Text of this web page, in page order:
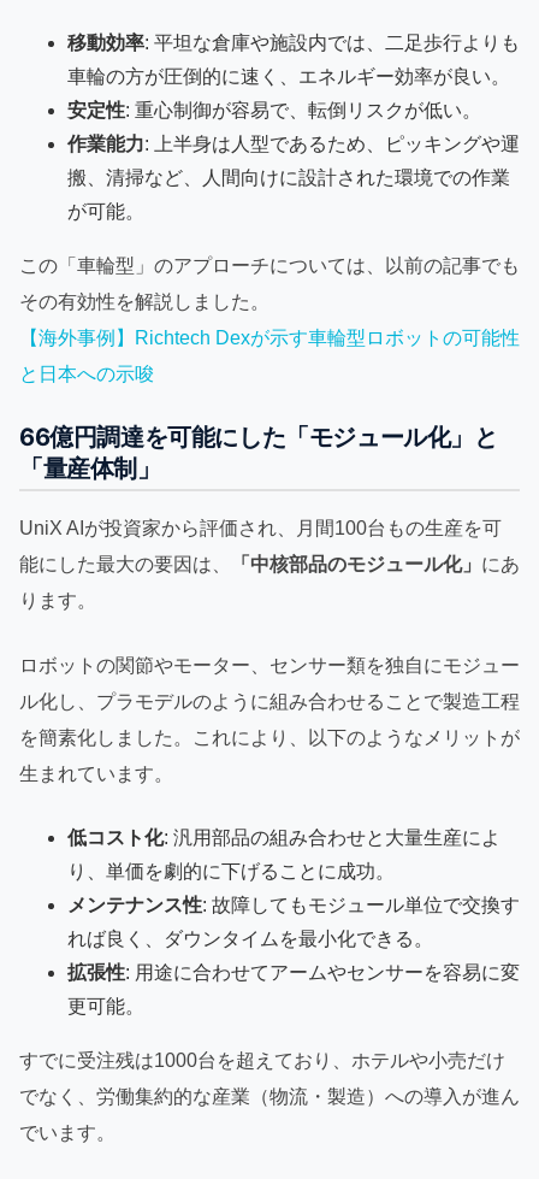
移動効率: 平坦な倉庫や施設内では、二足歩行よりも
車輪の方が圧倒的に速く、エネルギー効率が良い。
安定性: 重心制御が容易で、転倒リスクが低い。
作業能力: 上半身は人型であるため、ピッキングや運
搬、清掃など、人間向けに設計された環境での作業
が可能。
この「車輪型」のアプローチについては、以前の記事でも
その有効性を解説しました。
【海外事例】Richtech Dexが示す車輪型ロボットの可能性
と日本への示唆
66億円調達を可能にした「モジュール化」と
「量産体制」
UniX AIが投資家から評価され、月間100台もの生産を可
能にした最大の要因は、
「中核部品のモジュール化」 にあ
ります。
ロボットの関節やモーター、センサー類を独自にモジュー
ル化し、プラモデルのように組み合わせることで製造工程
を簡素化しました。これにより、以下のようなメリットが
生まれています。
低コスト化: 汎用部品の組み合わせと大量生産によ
り、単価を劇的に下げることに成功。
メンテナンス性: 故障してもモジュール単位で交換す
れば良く、ダウンタイムを最小化できる。
拡張性: 用途に合わせてアームやセンサーを容易に変
更可能。
すでに受注残は1000台を超えており、ホテルや小売だけ
でなく、労働集約的な産業（物流・製造）への導入が進ん
でいます。